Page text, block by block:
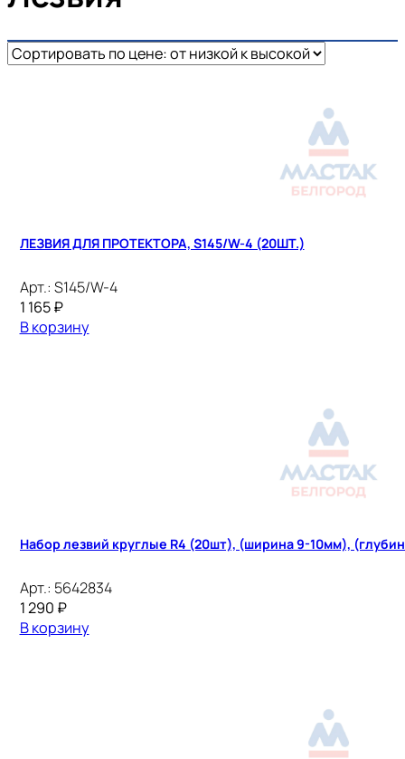
ЛЕЗВИЯ ДЛЯ ПРОТЕКТОРА, S145/W-4 (20ШТ.)
Арт.: S145/W-4
1 165₽
В корзину
Набор лезвий круглые R4 (20шт), (ширина 9-10мм),
Арт.: 5642834
1 290 ₽
В корзину